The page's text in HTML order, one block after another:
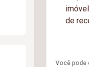
Você pode